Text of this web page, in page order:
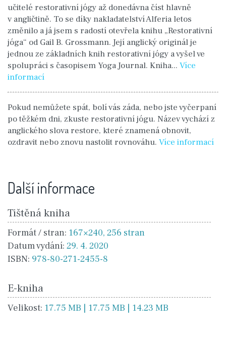
učitelé restorativní jógy až donedávna číst hlavně
v angličtině. To se díky nakladatelství Alferia letos
změnilo a já jsem s radostí otevřela knihu „Restorativní
jóga“ od Gail B. Grossmann. Její anglický originál je
jednou ze základních knih restorativní jógy a vyšel ve
spolupráci s časopisem Yoga Journal. Kniha... Více
informací
Pokud nemůžete spát, bolí vás záda, nebo jste vyčerpaní
po těžkém dni, zkuste restorativní jógu. Název vychází z
anglického slova restore, které znamená obnovit,
ozdravit nebo znovu nastolit rovnováhu. Více informací
Další informace
Tištěná kniha
Formát / stran: 167×240, 256 stran
Datum vydání: 29. 4. 2020
ISBN: 978-80-271-2455-8
E-kniha
Velikost: 17.75 MB | 17.75 MB | 14.23 MB